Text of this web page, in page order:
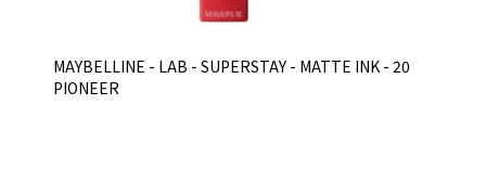
MAYBELLINE - LAB - SUPERSTAY - MATTE INK - 20
PIONEER